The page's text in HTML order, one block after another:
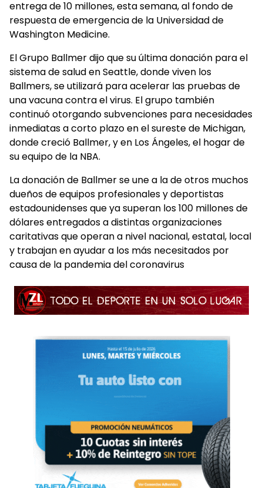
entrega de 10 millones, esta semana, al fondo de
respuesta de emergencia de la Universidad de
Washington Medicine.
El Grupo Ballmer dijo que su última donación para el
sistema de salud en Seattle, donde viven los
Ballmers, se utilizará para acelerar las pruebas de
una vacuna contra el virus. El grupo también
continuó otorgando subvenciones para necesidades
inmediatas a corto plazo en el sureste de Michigan,
donde creció Ballmer, y en Los Ángeles, el hogar de
su equipo de la NBA.
La donación de Ballmer se une a la de otros muchos
dueños de equipos profesionales y deportistas
estadounidenses que ya superan los 100 millones de
dólares entregados a distintas organizaciones
caritativas que operan a nivel nacional, estatal, local
y trabajan en ayudar a los más necesitados por
causa de la pandemia del coronavirus